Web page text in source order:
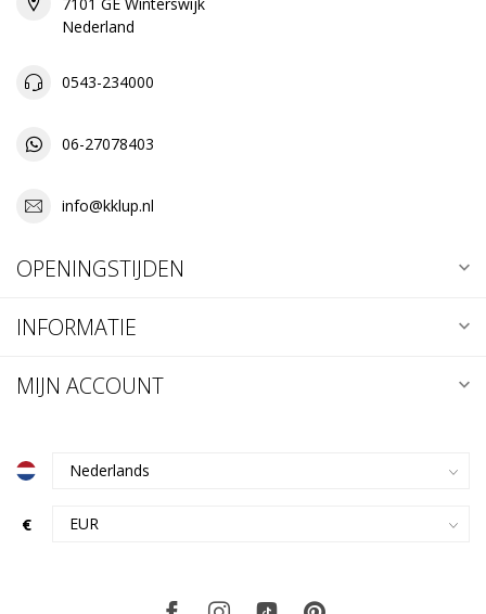
Nederland
0543-234000
06-27078403
info@kklup.nl
OPENINGSTIJDEN
INFORMATIE
MIJN ACCOUNT
€